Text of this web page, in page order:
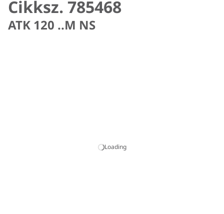
Cikksz. 785468
ATK 120 ..M NS
Loading